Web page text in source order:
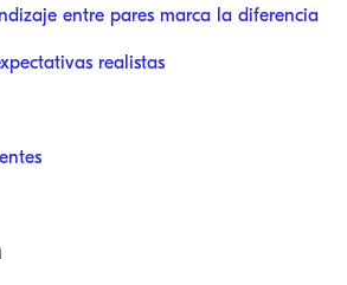
entre pares marca la diferencia
realistas